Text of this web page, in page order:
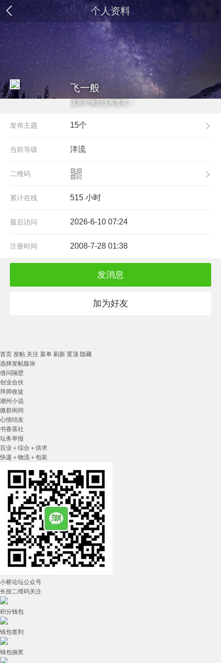
个人资料
飞一般
该用户懒到没有签名！
15个
发布主题
洋流
当前等级
二维码
515 小时
累计在线
2026-6-10 07:24
最后访问
2008-7-28 01:38
注册时间
发消息
加为好友
首页 发帖 关注 菜单 刷新 置顶 隐藏
选择发帖版块
借问隔壁
创业合伙
拜师收徒
潮州小说
微群闲间
心情结友
书香茶社
坛务举报
百业＋综合＋供求
快递＋物流＋包装
小桥论坛公众号
长按二维码关注
积分钱包
钱包签到
钱包抽奖